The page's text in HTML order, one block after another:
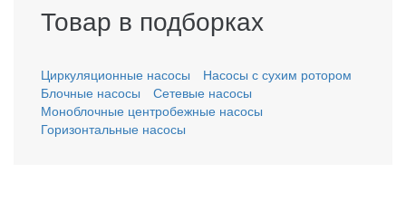
Товар в подборках
Циркуляционные насосы
Насосы с сухим ротором
Блочные насосы
Сетевые насосы
Моноблочные центробежные насосы
Горизонтальные насосы